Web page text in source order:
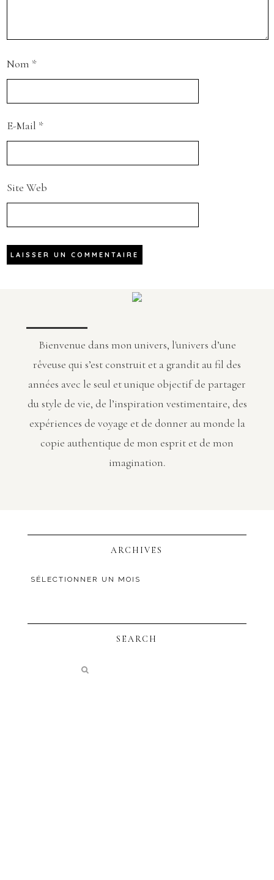
Nom *
E-Mail *
Site Web
Bienvenue dans mon univers, l'univers d’une
rêveuse qui s’est construit et a grandit au fil des
années avec le seul et unique objectif de partager
du style de vie, de l’inspiration vestimentaire, des
expériences de voyage et de donner au monde la
copie authentique de mon esprit et de mon
imagination.
ARCHIVES
SEARCH